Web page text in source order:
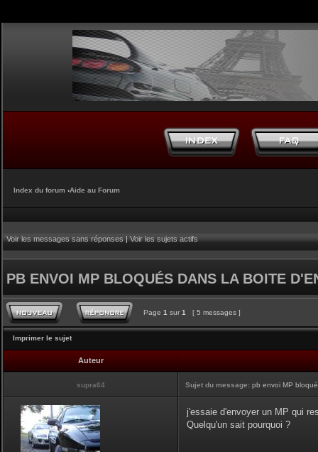
Index du forum ‹Aide au Forum
Voir les messages sans réponses|Voir les sujets actifs
PB ENVOI MP BLOQUÉS DANS LA BOITE
Page 1 sur 1 [ 5 messages ]
Imprimer le sujet
Auteur
supra64 Sujet du message: pb envoi MP
j'essaie d'envoyer un MP qui
Quelqu'un sait pourquoi ?